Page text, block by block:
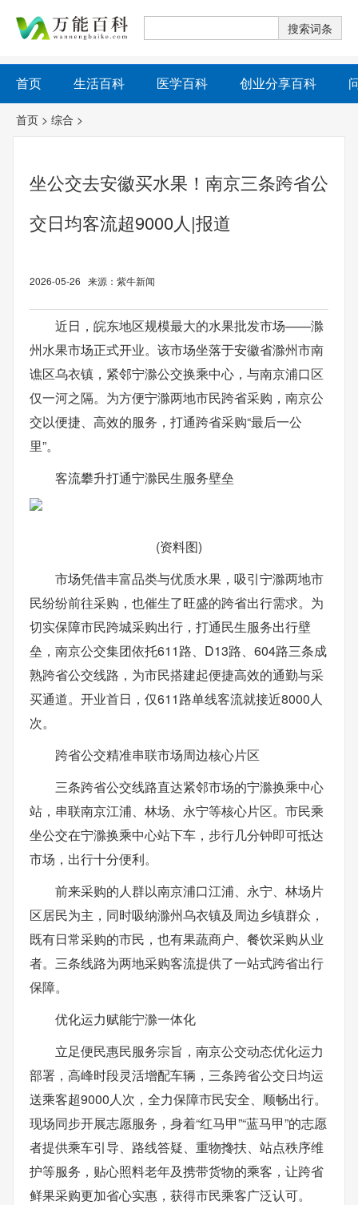
首页 生活百科 医学百科 创业分享百科
首页 > 综合 >
坐公交去安徽买水果！南京三条跨省公
交日均客流超9000人|报道
2026-05-26 来源：紫牛新闻
近日，皖东地区规模最大的水果批发市场——滁
州水果市场正式开业。该市场坐落于安徽省滁州市南
谯区乌衣镇，紧邻宁滁公交换乘中心，与南京浦口区
仅一河之隔。为方便宁滁两地市民跨省采购，南京公
交以便捷、高效的服务，打通跨省采购“最后一公
里”。
客流攀升打通宁滁民生服务壁垒
(资料图)
市场凭借丰富品类与优质水果，吸引宁滁两地市
民纷纷前往采购，也催生了旺盛的跨省出行需求。为
切实保障市民跨城采购出行，打通民生服务出行壁
垒，南京公交集团依托611路、D13路、604路三条成
熟跨省公交线路，为市民搭建起便捷高效的通勤与采
买通道。开业首日，仅611路单线客流就接近8000人
次。
跨省公交精准串联市场周边核心片区
三条跨省公交线路直达紧邻市场的宁滁换乘中心
站，串联南京江浦、林场、永宁等核心片区。市民乘
坐公交在宁滁换乘中心站下车，步行几分钟即可抵达
市场，出行十分便利。
前来采购的人群以南京浦口江浦、永宁、林场片
区居民为主，同时吸纳滁州乌衣镇及周边乡镇群众，
既有日常采购的市民，也有果蔬商户、餐饮采购从业
者。三条线路为两地采购客流提供了一站式跨省出行
保障。
优化运力赋能宁滁一体化
立足便民惠民服务宗旨，南京公交动态优化运力
部署，高峰时段灵活增配车辆，三条跨省公交日均运
送乘客超9000人次，全力保障市民安全、顺畅出行。
现场同步开展志愿服务，身着“红马甲”“蓝马甲”的志愿
者提供乘车引导、路线答疑、重物搀扶、站点秩序维
护等服务，贴心照料老年及携带货物的乘客，让跨省
鲜果采购更加省心实惠，获得市民乘客广泛认可。